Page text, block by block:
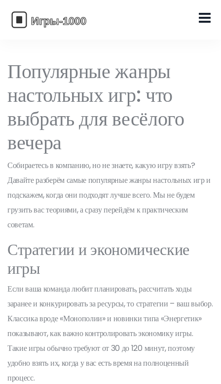
Популярные жанры
настольных игр: что
выбрать для весёлого
вечера
Собираетесь в компанию, но не знаете, какую игру взять?
Давайте разберём самые популярные жанры настольных игр и
подскажем, когда они подходят лучше всего. Мы не будем
грузить вас теориями, а сразу перейдём к практическим
советам.
Стратегии и экономические
игры
Если ваша команда любит планировать, рассчитать ходы
заранее и конкурировать за ресурсы, то стратегии – ваш выбор.
Классика вроде «Монополии» и новинки типа «Энергетик»
показывают, как важно контролировать экономику игры.
Такие игры обычно требуют от 30 до 120 минут, поэтому
удобно взять их, когда у вас есть время на полноценный
процесс.